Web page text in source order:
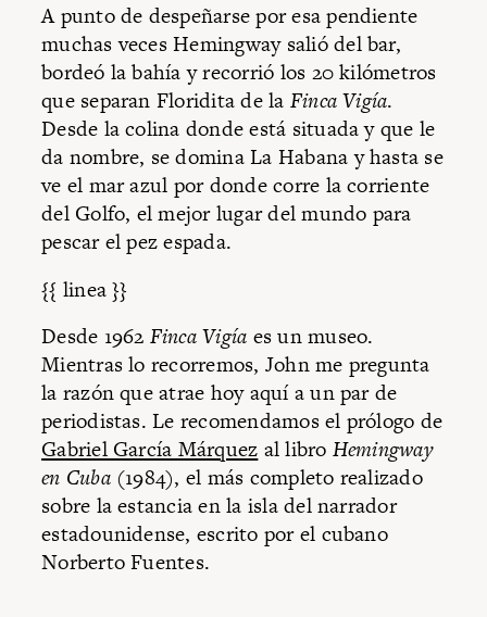
A punto de despeñarse por esa pendiente
muchas veces Hemingway salió del bar,
bordeó la bahía y recorrió los 20 kilómetros
que separan Floridita de la Finca Vigía.
Desde la colina donde está situada y que le
da nombre, se domina La Habana y hasta se
ve el mar azul por donde corre la corriente
del Golfo, el mejor lugar del mundo para
pescar el pez espada.
{{ linea }}
Desde 1962 Finca Vigía es un museo.
Mientras lo recorremos, John me pregunta
la razón que atrae hoy aquí a un par de
periodistas. Le recomendamos el prólogo de
Gabriel García Márquez al libro Hemingway
en Cuba (1984), el más completo realizado
sobre la estancia en la isla del narrador
estadounidense, escrito por el cubano
Norberto Fuentes.